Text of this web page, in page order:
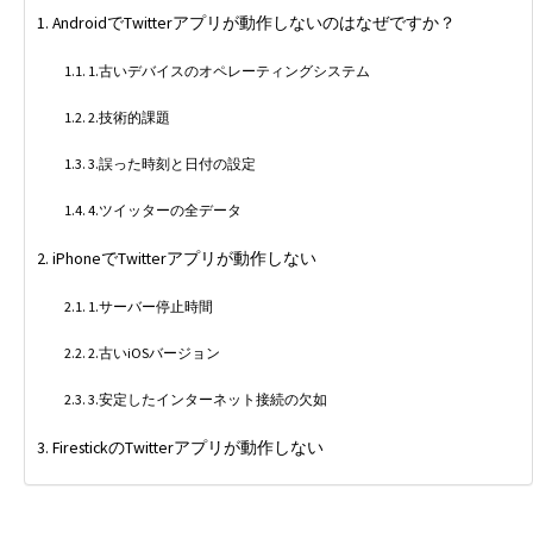
AndroidでTwitterアプリが動作しないのはなぜですか？
1.古いデバイスのオペレーティングシステム
2.技術的課題
3.誤った時刻と日付の設定
4.ツイッターの全データ
iPhoneでTwitterアプリが動作しない
1.サーバー停止時間
2.古いiOSバージョン
3.安定したインターネット接続の欠如
FirestickのTwitterアプリが動作しない